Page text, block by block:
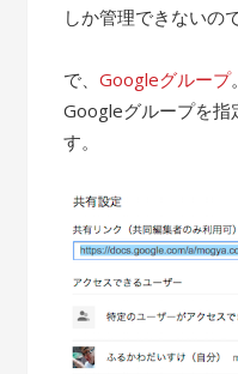
しか管理できないの
で、Googleグループ
Googleグループを指
す。